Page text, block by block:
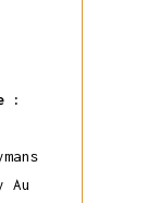
:
Au